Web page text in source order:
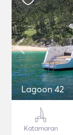
Lagoon 42
Katamaran